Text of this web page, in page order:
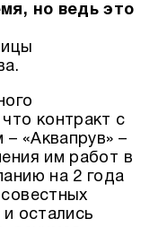
но ведь это
контракт с
«Аквапрув» –
им работ в
на 2 года
остались